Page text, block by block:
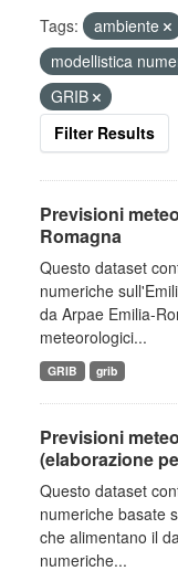
Tags: ambiente
modellistica
GRIB
Filter Results
Previsioni
Romagna
Questo dataset
numeriche
da Arpae Emilia-
meteorologici...
GRIB grib
Previsioni
(elaborazione
Questo dataset
numeriche basate
che alimentano il
numeriche...